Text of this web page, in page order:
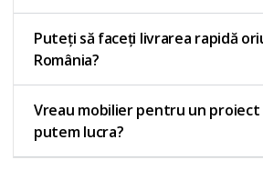
Puteți să faceți livrarea rapidă
România?
Vreau mobilier pentru un
putem lucra?